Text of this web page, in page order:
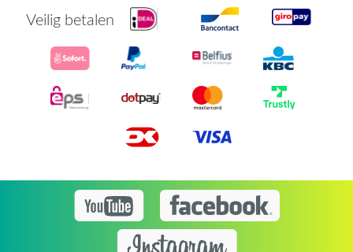
Veilig betalen